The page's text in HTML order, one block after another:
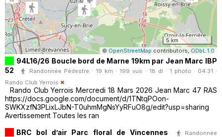
5 km
© OpenStreetMap contributors, ODbL 1.0
94L16/26 Boucle bord de Marne 19km par Jean Marc IBP
52
Randonnée Pédestre · 19 km · 199 vus · 18 dl · 1 photo · 04:31 ·
Rando Club Yerrois
Rando Club Yerrois Mercredi 18 Mars 2026 Jean Marc 47 RAS
https://docs.google.com/document/d/1TNtqPOon-
SWKXzfN3PLixLJbN-T0uhmMgNsYyRFuO8g/edit?usp=sharing
Avertissement Toutes les ran
BRC bol d’air Parc floral de Vincennes
Randonnée